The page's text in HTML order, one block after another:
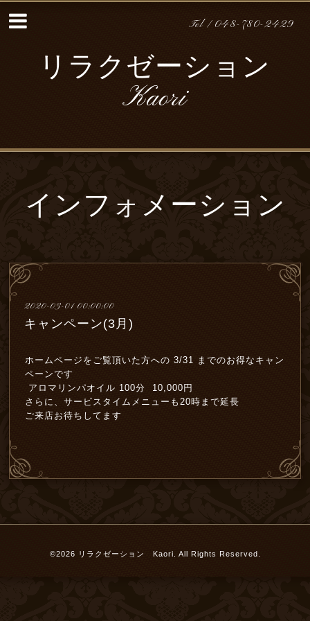
Tel / 048-780-2429
リラクゼーション
Kaori
インフォメーション
2020-03-01 00:00:00
キャンペーン(3月)
ホームページをご覧頂いた方への 3/31 までのお得なキャン
ペーンです
アロマリンパオイル 100分 10,000円
さらに、サービスタイムメニューも20時まで延長
ご来店お待ちしてます
©2026 リラクゼーション Kaori . All Rights Reserved.